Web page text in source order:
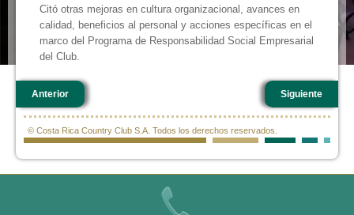
Citó otras mejoras en cultura organizacional, avances en
calidad, beneficios al personal y acciones específicas en el
marco del Programa de Responsabilidad Social Empresarial
del Club.
Anterior Siguiente
© Costa Rica Country Club S.A. Todos los derechos reservados.